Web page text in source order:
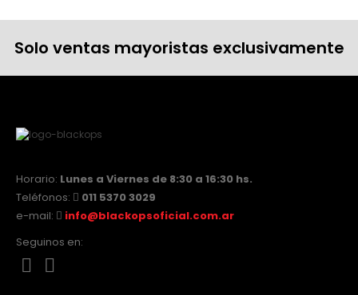
Solo ventas mayoristas exclusivamente
Horario: Lunes a Viernes de 8:30 a 16:30 hs.
Teléfonos:
011 5370 3029
e-mail:
info@blackopsoficial.com.ar
Seguinos en: